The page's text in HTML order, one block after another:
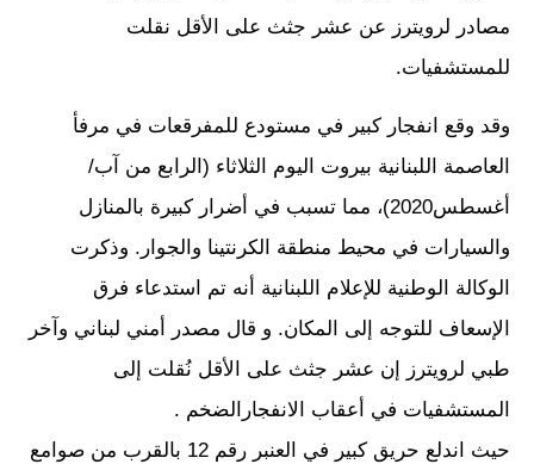
مصادر لرويترز عن عشر جثث على الأقل نقلت
للمستشفيات.
وقد وقع انفجار كبير في مستودع للمفرقعات في مرفأ
العاصمة اللبنانية بيروت اليوم الثلاثاء (الرابع من آب/
أغسطس2020)، مما تسبب في أضرار كبيرة بالمنازل
والسيارات في محيط منطقة الكرنتينا والجوار. وذكرت
الوكالة الوطنية للإعلام اللبنانية أنه تم استدعاء فرق
الإسعاف للتوجه إلى المكان. و قال مصدر أمني لبناني وآخر
طبي لرويترز إن عشر جثث على الأقل نُقلت إلى
المستشفيات في أعقاب الانفجارالضخم .
حيث اندلع حريق كبير في العنبر رقم 12 بالقرب من صوامع